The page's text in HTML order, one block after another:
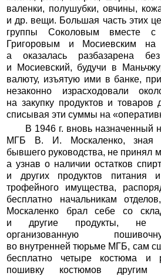
валенки, полушубки, овчины,
и др. вещи. Большая часть этих
группы Соколовым вместе с
Григоровым и Мосиевским на
а оказалась разбазарена
и Мосиевский, будучи в
валюту, изъятую ими в банке,
незаконно израсходовали
на закупку продуктов и
списывая эти суммы на
В 1946 г. вновь назначенный
МГБ В. И. Москаленко, зная о
бывшего руководства, не принял
а узнав о наличии остатков
и других продуктов питания
трофейного имущества,
бесплатно начальникам
Москаленко брал себе со
и другие продукты, не
организованную
во внутренней тюрьме МГБ, сам
бесплатно четыре костюма и
пошивку костюмов другим